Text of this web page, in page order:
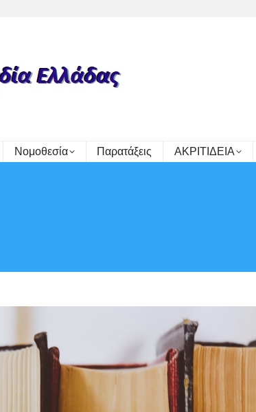
Νομοθεσία Παρατάξεις ΑΚΡΙΤΙΔΕΙΑ